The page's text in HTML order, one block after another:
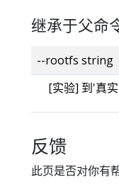
继承于父命
--rootfs string
[实验] 到'真
反馈
此页是否对你有